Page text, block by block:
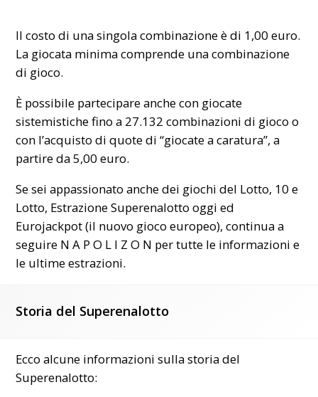
Il costo di una singola combinazione è di 1,00 euro.
La giocata minima comprende una combinazione
di gioco.
È possibile partecipare anche con giocate
sistemistiche fino a 27.132 combinazioni di gioco o
con l’acquisto di quote di “giocate a caratura”, a
partire da 5,00 euro.
Se sei appassionato anche dei giochi del Lotto, 10 e
Lotto, Estrazione Superenalotto oggi ed
Eurojackpot (il nuovo gioco europeo), continua a
seguire N A P O L I Z O N per tutte le informazioni e
le ultime estrazioni.
Storia del Superenalotto
Ecco alcune informazioni sulla storia del
Superenalotto: